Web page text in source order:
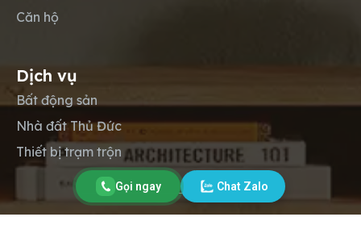
Căn hộ
Dịch vụ
Bất động sản
Nhà đất Thủ Đức
Thiết bị trạm trộn
Gọi ngay Chat Zalo